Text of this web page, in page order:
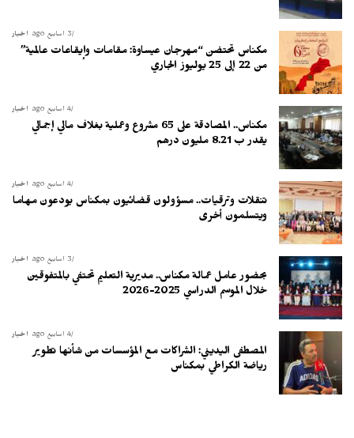
أخبار 3 أسابيع ago
مكناس تحتضن “مهرجان عيساوة: مقامات وإيقاعات عالمية”
من 22 إلى 25 يوليوز الجاري
أخبار 4 أسابيع ago
مكناس.. المصادقة على 65 مشروع وعملية بغلاف مالي إجمالي
يقدر ب 8.21 مليون درهم
أخبار 4 أسابيع ago
تنقلات وترقيات.. مسؤولون قضائيون بمكناس يودعون مهاما
ويتسلمون أخرى
أخبار 3 أسابيع ago
بحضور عامل عمالة مكناس.. مديرية التعليم تحتفي بالمتفوقين
خلال الموسم الدراسي 2025-2026
أخبار 4 أسابيع ago
المصطفى اليديني: الشراكات مع المؤسسات من شأنها تطوير
رياضة الكراطي بمكناس